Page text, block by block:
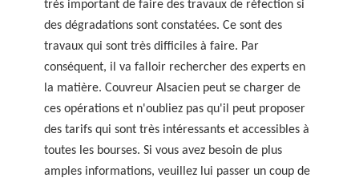
très important de faire des travaux de réfection si
des dégradations sont constatées. Ce sont des
travaux qui sont très difficiles à faire. Par
conséquent, il va falloir rechercher des experts en
la matière. Couvreur Alsacien peut se charger de
ces opérations et n'oubliez pas qu'il peut proposer
des tarifs qui sont très intéressants et accessibles à
toutes les bourses. Si vous avez besoin de plus
amples informations, veuillez lui passer un coup de